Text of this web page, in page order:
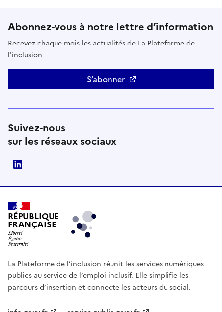
Abonnez-vous à notre lettre d’information
Recevez chaque mois les actualités de La Plateforme de
l'inclusion
S’abonner
Suivez-nous
sur les réseaux sociaux
RÉPUBLIQUE
FRANÇAISE
La Plateforme de l’inclusion réunit les services numériques
publics au service de l’emploi inclusif. Elle simplifie les
parcours d’insertion et connecte les acteurs du social.